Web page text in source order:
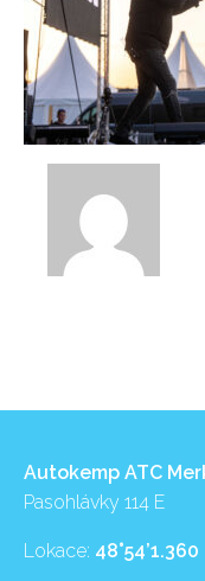
Autokemp ATC
Pasohlávky 114 E
Lokace: